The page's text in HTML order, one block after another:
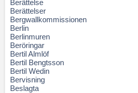
Berättelse
Berättelser
Bergwallkommissionen
Berlin
Berlinmuren
Beröringar
Bertil Almlöf
Bertil Bengtsson
Bertil Wedin
Bervisning
Beslagta